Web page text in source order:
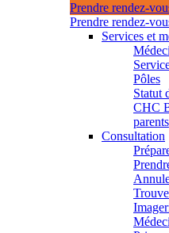
Prendre rendez-
Prendre rendez-
Services et
Pôles
Statut
CHC
parents
Consultation